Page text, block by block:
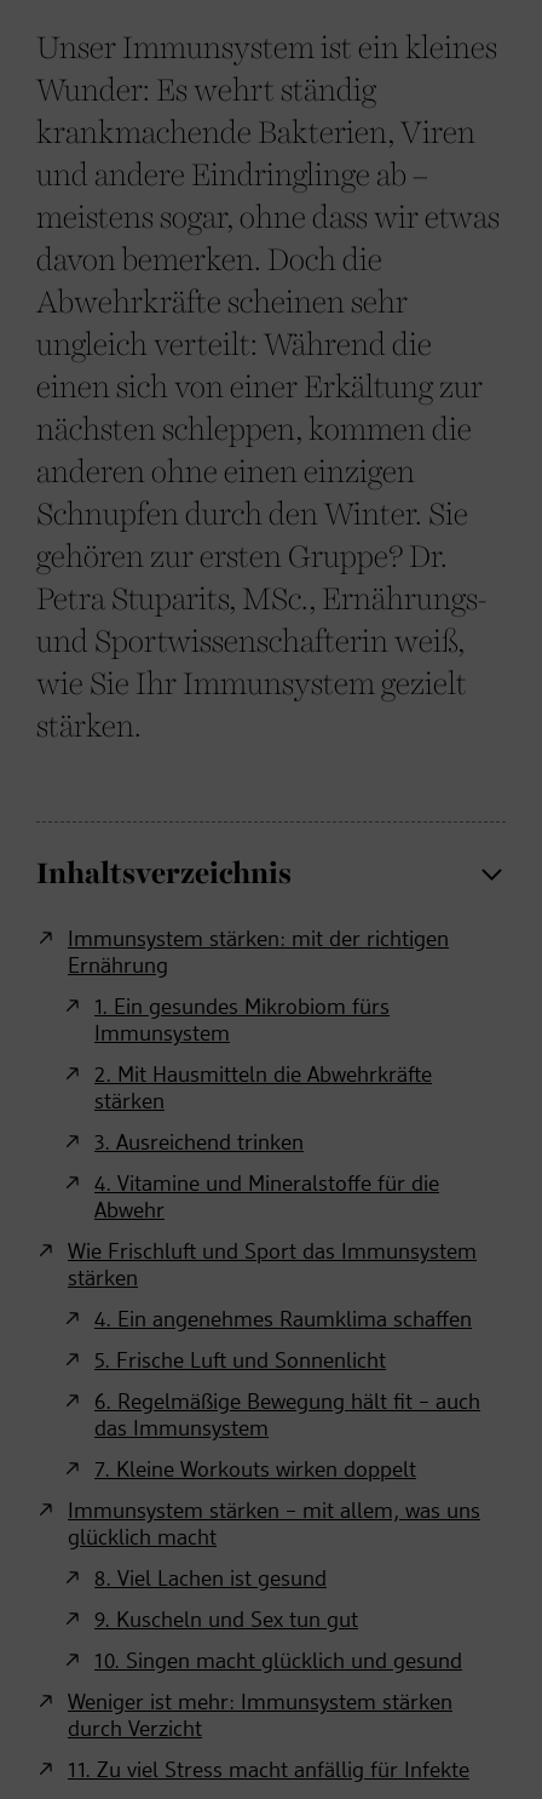
Unser Immunsystem ist ein kleines
Wunder: Es wehrt ständig
krankmachende Bakterien, Viren
und andere Eindringlinge ab –
meistens sogar, ohne dass wir etwas
davon bemerken. Doch die
Abwehrkräfte scheinen sehr
ungleich verteilt: Während die
einen sich von einer Erkältung zur
nächsten schleppen, kommen die
anderen ohne einen einzigen
Schnupfen durch den Winter. Sie
gehören zur ersten Gruppe? Dr.
Petra Stuparits, MSc., Ernährungs-
und Sportwissenschafterin weiß,
wie Sie Ihr Immunsystem gezielt
stärken.
Inhaltsverzeichnis
Immunsystem stärken: mit der richtigen
Ernährung
1. Ein gesundes Mikrobiom fürs
Immunsystem
2. Mit Hausmitteln die Abwehrkräfte
stärken
3. Ausreichend trinken
4. Vitamine und Mineralstoffe für die
Abwehr
Wie Frischluft und Sport das Immunsystem
stärken
4. Ein angenehmes Raumklima schaffen
5. Frische Luft und Sonnenlicht
6. Regelmäßige Bewegung hält fit – auch
das Immunsystem
7. Kleine Workouts wirken doppelt
Immunsystem stärken – mit allem, was uns
glücklich macht
8. Viel Lachen ist gesund
9. Kuscheln und Sex tun gut
10. Singen macht glücklich und gesund
Weniger ist mehr: Immunsystem stärken
durch Verzicht
11. Zu viel Stress macht anfällig für Infekte